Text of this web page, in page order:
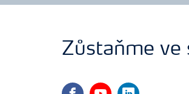
Zůstaňme ve
facebookyoutubelinkedin